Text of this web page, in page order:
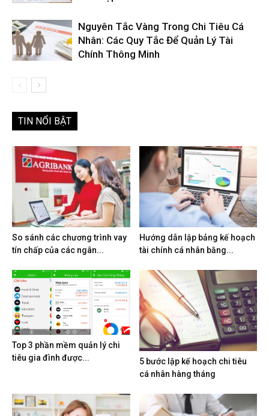
Nguyên Tắc Vàng Trong Chi Tiêu Cá
Nhân: Các Quy Tắc Để Quản Lý Tài
Chính Thông Minh
TIN NỔI BẬT
So sánh các chương trình vay
tín chấp của các ngân...
Hướng dẫn lập bảng kế hoạch
tài chính cá nhân bằng...
Top 3 phần mềm quản lý chi
tiêu gia đình được...
5 bước lập kế hoạch chi tiêu
cá nhân hàng tháng